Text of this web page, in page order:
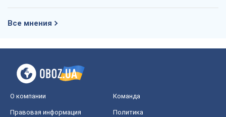
Все мнения
О компании Команда
Правовая информация
Политика